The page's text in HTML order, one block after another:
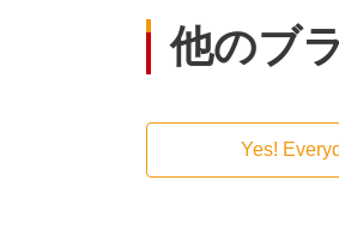
他のブ
Yes!